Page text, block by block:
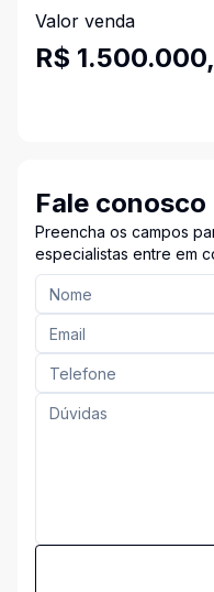
Valor venda
R$
Fale conosco
Preencha os campos
especialistas entre em